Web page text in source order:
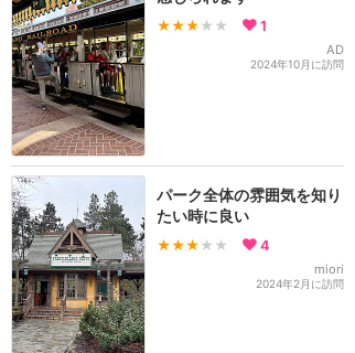
★★★ ★★ 1
AD
2024年10月に訪問
パーク全体の雰囲気を知り
たい時に良い
★★★ ★★ 4
miori
2024年2月に訪問